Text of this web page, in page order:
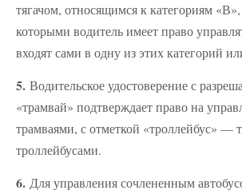
тягачом, относящимся к категориям
которыми водитель имеет право
входят сами в одну из этих категорий
5. Водительское удостоверение с
«трамвай» подтверждает право на
трамваями, с отметкой «троллейбус» —
троллейбусами.
6. Для управления сочлененным